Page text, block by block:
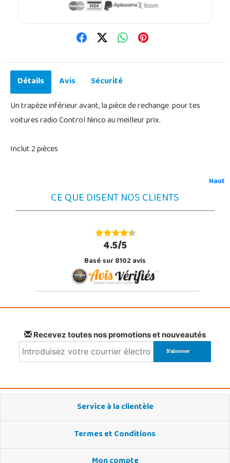
Détails Avis
Sécurité
Un trapèze inférieur avant, la pièce de rechange pour tes
voitures radio Control Ninco au meilleur prix.
Inclut 2 pièces
Haut
CE QUE DISENT NOS CLIENTS
4.5/5
Basé sur 8102 avis
Recevez toutes nos promotions et nouveautés
Service à la clientèle
Termes et Conditions